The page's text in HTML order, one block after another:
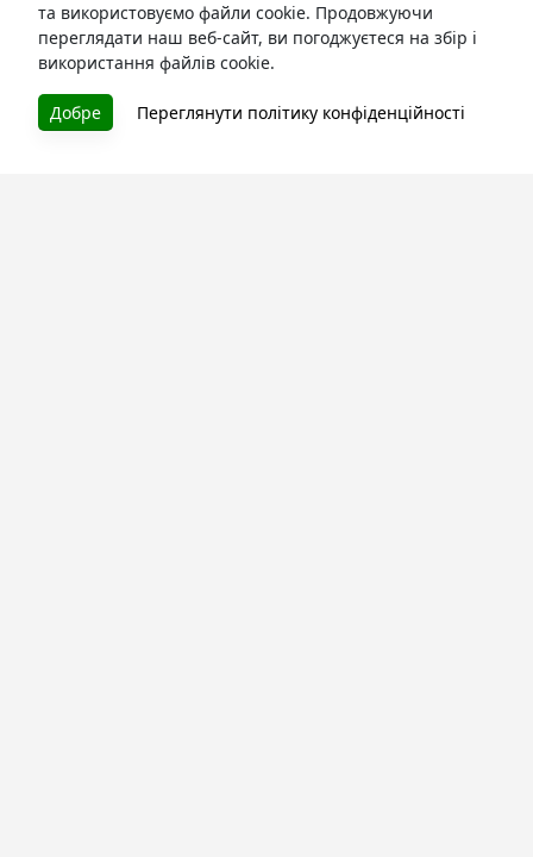
та використовуємо файли cookie. Продовжуючи
переглядати наш веб-сайт, ви погоджуєтеся на збір і
використання файлів cookie.
Добре Переглянути політику конфіденційності
БУКУРУК
Літературна платформа і бібліотека книг, які можна